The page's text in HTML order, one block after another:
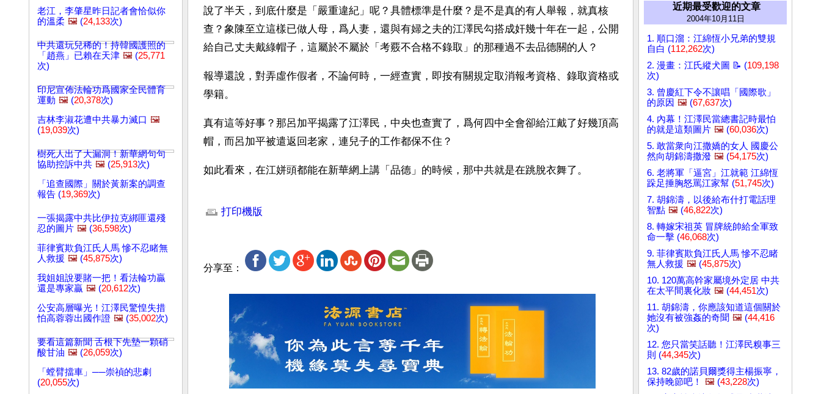
老江，李肇星昨日記者會恰似你
的溫柔 🖼️ (24,133次)
中共還玩兒稀的！持韓國護照的
「趙燕」已賴在天津 🖼️ (25,771
次)
印尼宣佈法輪功爲國家全民體育
運動 🖼️ (20,378次)
吉林李淑花遭中共暴力滅口 🖼️
(19,039次)
樹死人出了大漏洞！新華網句句
協助控訴中共 🖼️ (25,913次)
「追查國際」關於黃新案的調查
報告 (19,369次)
一張揭露中共比伊拉克綁匪還殘
忍的圖片 🖼️ (36,598次)
菲律賓欺負江氏人馬 慘不忍睹無
人救援 🖼️ (45,875次)
我姐姐說要賭一把！看法輪功贏
還是專家贏 🖼️ (20,612次)
公安高層曝光！江澤民驚惶失措
怕高蓉蓉出國作證 🖼️ (35,002次)
要看這篇新聞 舌根下先墊一顆硝
酸甘油 🖼️ (26,059次)
「螳臂擋車」──崇禎的悲劇
(20,055次)
說了半天，到底什麼是「嚴重違紀」呢？具體標準是什麼？是不是真的有人舉報，就真核
查？象陳至立這樣已做人母，爲人妻，還與有婦之夫的江澤民勾搭成奸幾十年在一起，公開
給自己丈夫戴綠帽子，這屬於不屬於「考覈不合格不錄取」的那種過不去品德關的人？
報導還說，對弄虛作假者，不論何時，一經查實，即按有關規定取消報考資格、錄取資格或
學籍。
真有這等好事？那呂加平揭露了江澤民，中央也查實了，爲何四中全會卻給江戴了好幾頂高
帽，而呂加平被遣返回老家，連兒子的工作都保不住？
如此看來，在江姘頭都能在新華網上講「品德」的時候，那中共就是在跳脫衣舞了。
打印機版
分享至：
近期最受歡迎的文章
2004年10月11日
1. 順口溜：江綿恆小兄弟的雙規
自白 (112,262次)
2. 漫畫：江氏縱犬圖 📝 (109,198
次)
3. 曾慶紅下令不讓唱「國際歌」
的原因 🖼️ (67,637次)
4. 內幕！江澤民當總書記時最怕
的就是這類圖片 🖼️ (60,036次)
5. 敢當衆向江撒嬌的女人 國慶公
然向胡錦濤撒潑 🖼️ (54,175次)
6. 老將軍「逼宮」江就範 江綿恆
跺足捶胸怒罵江家幫 (51,745次)
7. 胡錦濤，以後給布什打電話理
智點 🖼️ (46,822次)
8. 轉嫁宋祖英 冒牌統帥給全軍致
命一擊 (46,068次)
9. 菲律賓欺負江氏人馬 慘不忍睹
無人救援 🖼️ (45,875次)
10. 120萬高幹家屬境外定居 中共
在太平間裏化妝 🖼️ (44,451次)
11. 胡錦濤，你應該知道這個關於
她沒有被強姦的奇聞 🖼️ (44,416
次)
12. 您只當笑話聽！江澤民糗事三
則 (44,345次)
13. 82歲的諾貝爾獎得主楊振寧，
保持晚節吧！
🖼️ (43,228次)